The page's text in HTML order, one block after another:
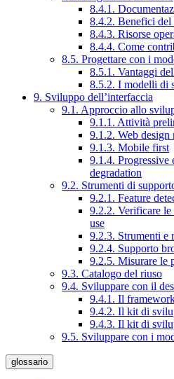
8.4.1.
8.4.2. Benefici del
8.4.3. Risorse
8.4.4. Come
8.5. Progettare con i
8.5.1. Vantaggi
8.5.2. I modelli di
9. Sviluppo dell’interfaccia
9.1. Approccio allo
9.1.1. Attività
9.1.2. Web design
9.1.3. Mobile first
9.1.4. Progressive
degradation
9.2. Strumenti di
9.2.1. Feature
9.2.2. Verificare
use
9.2.3. Strumenti e
9.2.4. Supporto
9.2.5. Misurare le
9.3. Catalogo del riuso
9.4. Sviluppare con il
9.4.1. Il
9.4.2. Il kit di
9.4.3. Il kit di
9.5. Sviluppare con i
glossario